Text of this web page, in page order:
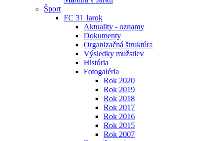
Šport
FC 31 Jarok
Aktuality - oznamy
Dokumenty
Organizačná štruktúra
Výsledky mužstiev
História
Fotogaléria
Rok 2020
Rok 2019
Rok 2018
Rok 2017
Rok 2016
Rok 2015
Rok 2007